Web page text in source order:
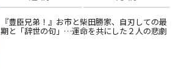
『豊臣兄弟！』お市と柴田勝家、自刃しての最
期と「辞世の句」…運命を共にした２人の悲劇